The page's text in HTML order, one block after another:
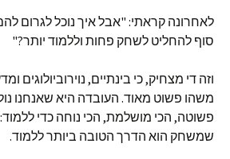
לאחרונה קראתי: "אבל איך נוכל לגרום
סוף להחליט לשחק פחות וללמוד יותר?"
וזה די מצחיק, כי בינתיים, נוירוביולוגים
משהו פשוט מאוד. העובדה היא שאנחנו
פשוטה, הכי מושלמת, הכי נוחה כדי
שמשחק הוא הדרך הטובה ביותר ללמוד.